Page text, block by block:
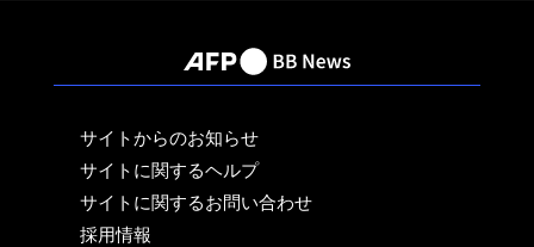
サイトからのお知らせ
サイトに関するヘルプ
サイトに関するお問い合わせ
採用情報